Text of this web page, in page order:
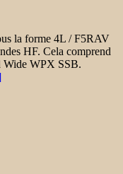
la forme 4L / F5RAV
HF. Cela comprend
Wide WPX SSB.